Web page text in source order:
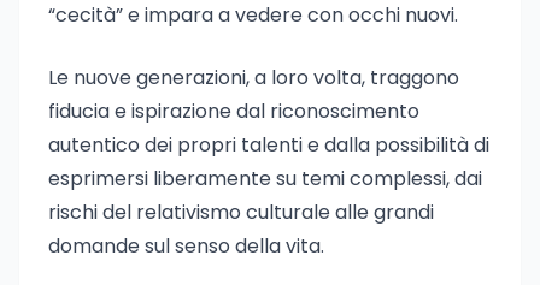
“cecità” e impara a vedere con occhi nuovi.
Le nuove generazioni, a loro volta, traggono
fiducia e ispirazione dal riconoscimento
autentico dei propri talenti e dalla possibilità di
esprimersi liberamente su temi complessi, dai
rischi del relativismo culturale alle grandi
domande sul senso della vita.